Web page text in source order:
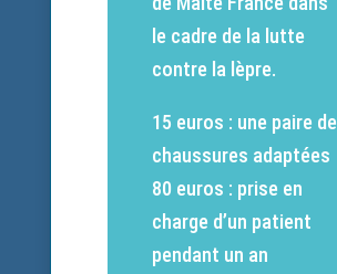
le cadre de la lutte
contre la lèpre.
15 euros : une paire de
chaussures adaptées
80 euros : prise en
charge d’un patient
pendant un an